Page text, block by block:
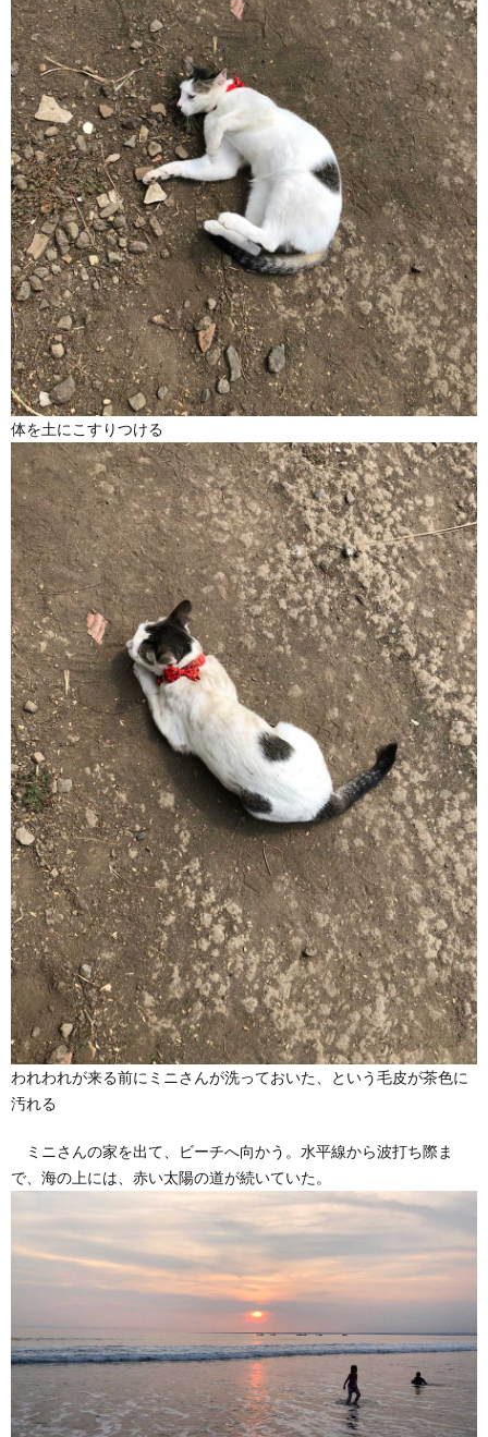
体を土にこすりつける
われわれが来る前にミニさんが洗っておいた、という毛皮が茶色に
汚れる
ミニさんの家を出て、ビーチへ向かう。水平線から波打ち際ま
で、海の上には、赤い太陽の道が続いていた。